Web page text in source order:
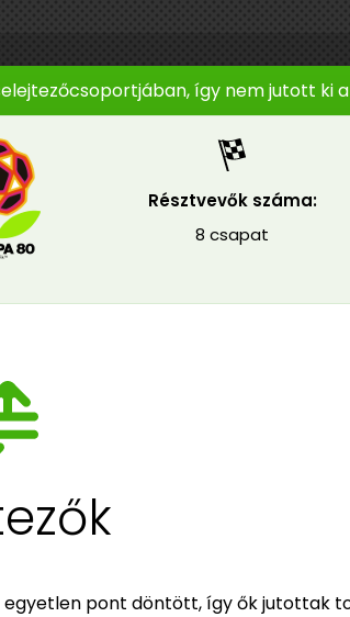
így nem jutott ki
Résztvevők száma:
8 csapat
pont döntött, így ők jutottak